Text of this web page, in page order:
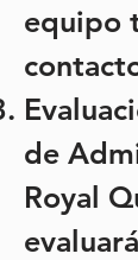
equipo
de
Royal